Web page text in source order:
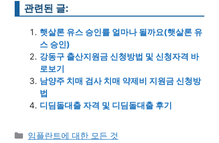
관련된 글:
햇살론 유스 승인률 얼마나 될까요(햇살론 유
스 승인)
강동구 출산지원금 신청방법 및 신청자격 바
로보기
남양주 치매 검사 치매 약제비 지원금 신청방
법
디딤돌대출 자격 및 디딤돌대출 후기
Categories
임플란트에 대한 모든 것